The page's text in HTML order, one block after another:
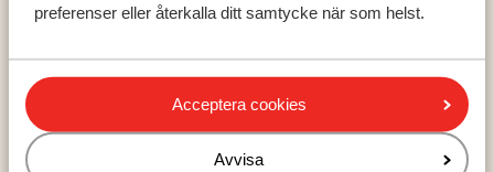
preferenser eller återkalla ditt samtycke när som helst.
Acceptera cookies
Avvisa
Populära städer
Chania
Rhodos-stad